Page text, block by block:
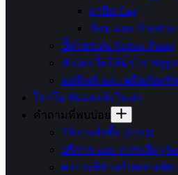
ฝาปิด Cap
ช้อน และ ถ้วยตวง
ปั๊มไซฟอน Siphon Pump
หัวนิปเปิ้ลให้น้ำไก่
แม่พิมพ์ และ ผลิตภัณฑ์พล
โปรโมชั่นและสิ่งใหม่ๆ
คำถามที่พบบ่อย
วิธีการสั่งซื้อ (FAQ)
บริการ และ การผลิต
ตารางสีสำหรับพลาสติก